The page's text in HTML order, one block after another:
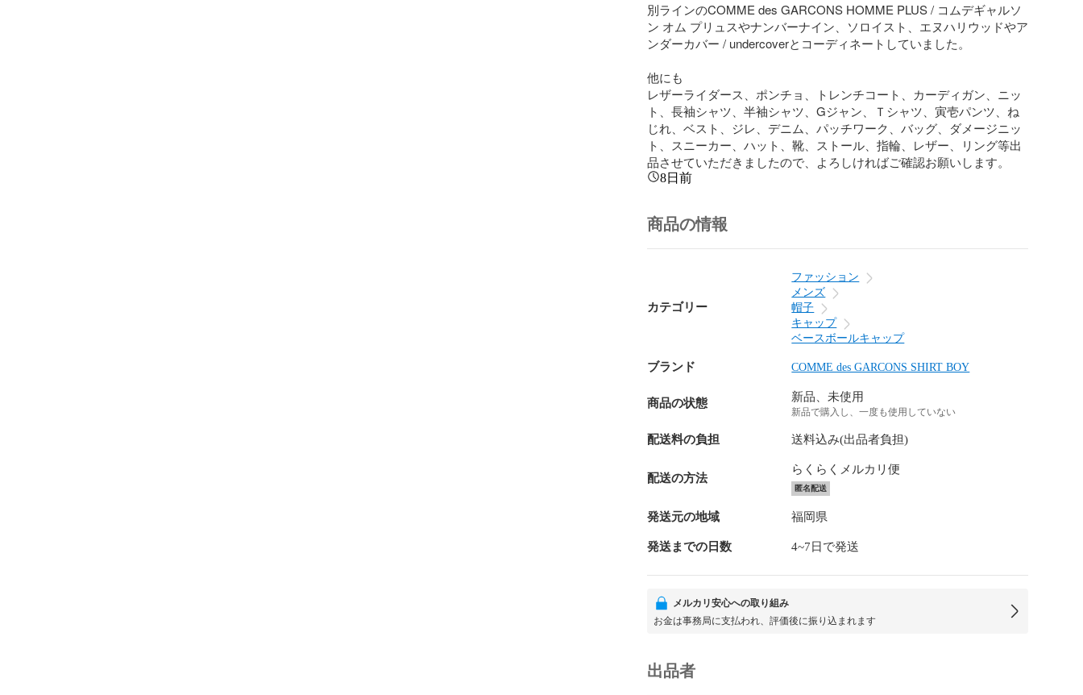
別ラインのCOMME des GARCONS HOMME PLUS / コムデギャルソ
ン オム プリュスやナンバーナイン、ソロイスト、エヌハリウッドやア
ンダーカバー / undercoverとコーディネートしていました。
他にも
レザーライダース、ポンチョ、トレンチコート、カーディガン、ニッ
ト、長袖シャツ、半袖シャツ、Gジャン、Ｔシャツ、寅壱パンツ、ね
じれ、ベスト、ジレ、デニム、パッチワーク、バッグ、ダメージニッ
ト、スニーカー、ハット、靴、ストール、指輪、レザー、リング等出
品させていただきましたので、よろしければご確認お願いします。
8日前
商品の情報
カテゴリー
ファッション
メンズ
帽子
キャップ
ベースボールキャップ
ブランド COMME des GARCONS SHIRT BOY
商品の状態 新品、未使用
新品で購入し、一度も使用していない
配送料の負担 送料込み(出品者負担)
配送の方法
らくらくメルカリ便
匿名配送
発送元の地域 福岡県
発送までの日数 4~7日で発送
メルカリ安心への取り組み
お金は事務局に支払われ、評価後に振り込まれます
出品者